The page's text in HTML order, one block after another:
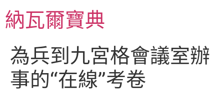
至
主納瓦爾寶典
為兵到九宮格會議室辦
事的“在線”考卷